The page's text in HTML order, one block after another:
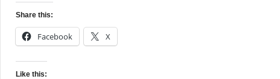
Share this:
Facebook X
Like this: